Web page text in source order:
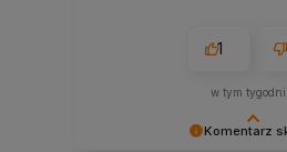
Komentarz
1
w tym